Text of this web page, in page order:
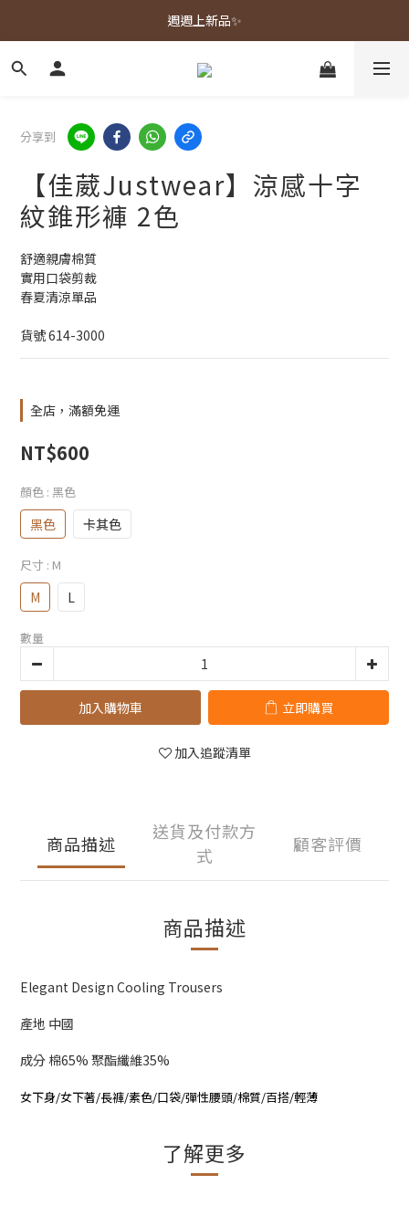
春夏新品上市🌿
週週上新品✨
春夏新品上市🌿
分享到
【佳葳Justwear】涼感十字
紋錐形褲 2色
舒適親膚棉質
實用口袋剪裁
春夏清涼單品
貨號 614-3000
全店，滿額免運
NT$600
顏色 : 黑色
黑色 卡其色
尺寸 : M
M L
數量
加入購物車 立即購買
加入追蹤清單
商品描述
送貨及付款方
式
顧客評價
商品描述
Elegant Design Cooling Trousers
產地 中國
成分 棉65% 聚酯纖維35%
女下身/女下著/長褲/素色/口袋/彈性腰頭/棉質/百搭/輕薄
了解更多